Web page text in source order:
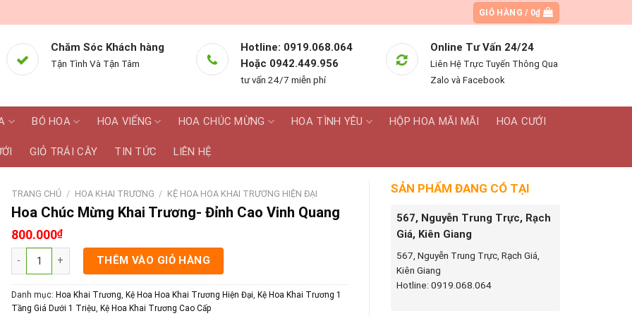
GIỎ HÀNG / 0₫
Chăm Sóc Khách hàng
Tận Tình Và Tận Tâm
Hotline: 0919.068.064
Hoặc 0942.449.956
tư vấn 24/7 miễn phí
Online Tư Vấn 24/24
Liên Hệ Trực Tuyến Thông Qua
Zalo và Facebook
BÓ HOA HOA VIẾNG HOA CHÚC MỪNG HOA TÌNH YÊU HỘP HOA MÃI MÃI HOA CƯỚI
GIỎ TRÁI CÂY TIN TỨC LIÊN HỆ
SẢN PHẨM ĐANG CÓ TẠI
567, Nguyễn Trung Trực, Rạch
Giá, Kiên Giang
567, Nguyễn Trung Trực, Rạch Giá,
Kiên Giang
Hotline: 0919.068.064
TRANG CHỦ / HOA KHAI TRƯƠNG / KỆ HOA HOA KHAI TRƯƠNG HIỆN ĐẠI
Hoa Chúc Mừng Khai Trương- Đỉnh Cao Vinh Quang
800.000₫
Hoa Chúc Mừng Khai Trương- Đỉnh Cao Vinh Quang số lượng
THÊM VÀO GIỎ HÀNG
Danh mục: Hoa Khai Trương, Kệ Hoa Hoa Khai Trương Hiện Đại, Kệ Hoa Khai Trương 1
Tầng Giá Dưới 1 Triệu, Kệ Hoa Khai Trương Cao Cấp